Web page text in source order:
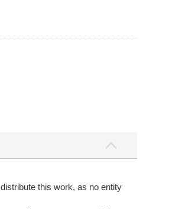
this work, as no entity